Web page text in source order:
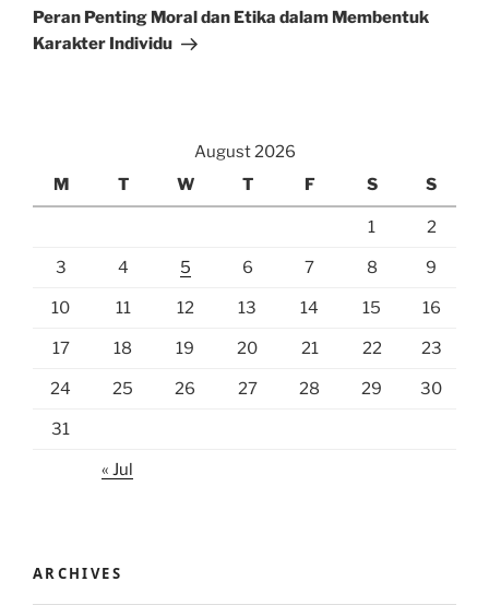
Post
Peran Penting Moral dan Etika dalam Membentuk
Karakter Individu
August 2026
M
T W T F S S
1 2
3 4 5 6 7 8 9
10 11 12 13 14 15 16
17 18 19 20 21 22 23
24 25 26 27 28 29 30
31
« Jul
ARCHIVES